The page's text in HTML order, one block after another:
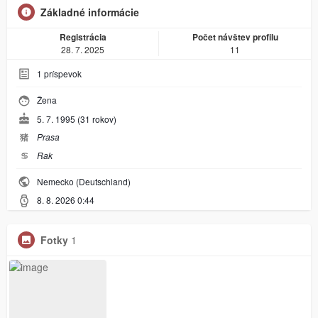
Základné informácie
Registrácia
28. 7. 2025
Počet návštev profilu
11
1 príspevok
Žena
5. 7. 1995 (31 rokov)
猪 Prasa
♋︎ Rak
Nemecko (Deutschland)
8. 8. 2026 0:44
Fotky 1